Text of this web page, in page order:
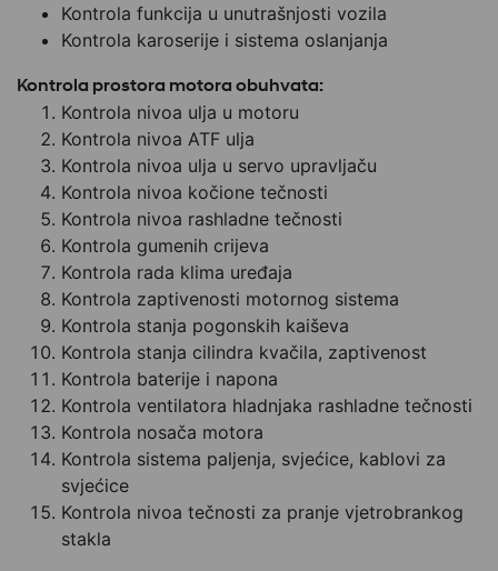
Kontrola funkcija u unutrašnjosti vozila
Kontrola karoserije i sistema oslanjanja
Kontrola prostora motora obuhvata:
Kontrola nivoa ulja u motoru
Kontrola nivoa ATF ulja
Kontrola nivoa ulja u servo upravljaču
Kontrola nivoa kočione tečnosti
Kontrola nivoa rashladne tečnosti
Kontrola gumenih crijeva
Kontrola rada klima uređaja
Kontrola zaptivenosti motornog sistema
Kontrola stanja pogonskih kaiševa
Kontrola stanja cilindra kvačila, zaptivenost
Kontrola baterije i napona
Kontrola ventilatora hladnjaka rashladne tečnosti
Kontrola nosača motora
Kontrola sistema paljenja, svjećice, kablovi za
svjećice
Kontrola nivoa tečnosti za pranje vjetrobrankog
stakla